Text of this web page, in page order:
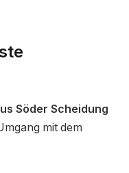
Söder Scheidung
mit dem